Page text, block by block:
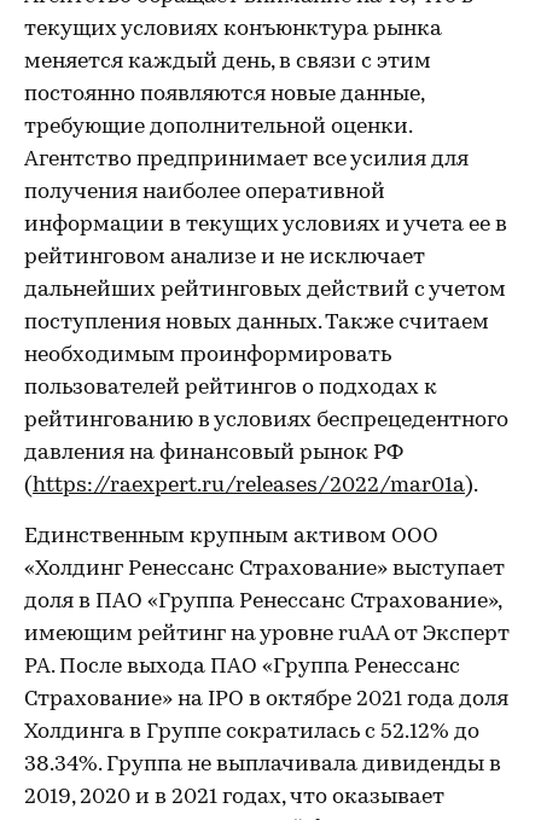
текущих условиях конъюнктура рынка
меняется каждый день, в связи с этим
постоянно появляются новые данные,
требующие дополнительной оценки.
Агентство предпринимает все усилия для
получения наиболее оперативной
информации в текущих условиях и учета ее в
рейтинговом анализе и не исключает
дальнейших рейтинговых действий с учетом
поступления новых данных. Также считаем
необходимым проинформировать
пользователей рейтингов о подходах к
рейтингованию в условиях беспрецедентного
давления на финансовый рынок РФ
(https://raexpert.ru/releases/2022/mar01a).
Единственным крупным активом ООО
«Холдинг Ренессанс Страхование» выступает
доля в ПАО «Группа Ренессанс Страхование»,
имеющим рейтинг на уровне ruAA от Эксперт
РА. После выхода ПАО «Группа Ренессанс
Страхование» на IPO в октябре 2021 года доля
Холдинга в Группе сократилась с 52.12% до
38.34%. Группа не выплачивала дивиденды в
2019, 2020 и в 2021 годах, что оказывает